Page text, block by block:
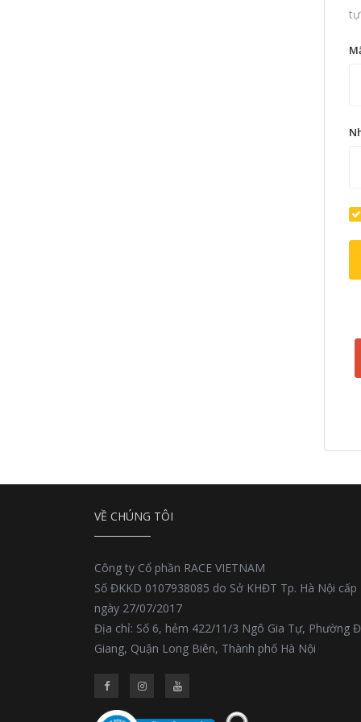
VỀ CHÚNG TÔI
Công ty Cổ phần RACE VIETNAM
Số ĐKKD 0107938085 do Sở KHĐT Tp. Hà Nội cấp
ngày 27/07/2017
Địa chỉ: Số 6, hẻm 422/11/3 Ngô Gia Tự, Phường
Giang, Quận Long Biên, Thành phố Hà Nội